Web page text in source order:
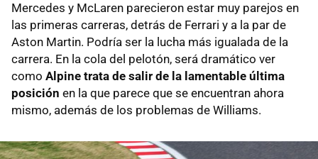
Mercedes y McLaren parecieron estar muy parejos en
las primeras carreras, detrás de Ferrari y a la par de
Aston Martin. Podría ser la lucha más igualada de la
carrera. En la cola del pelotón, será dramático ver
como Alpine trata de salir de la lamentable última
posición en la que parece que se encuentran ahora
mismo, además de los problemas de Williams.